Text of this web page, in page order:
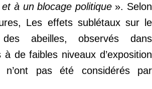
à un blocage politique». Selon
Les effets sublétaux sur le
des abeilles, observés dans
à de faibles niveaux d’exposition
n’ont pas été considérés par